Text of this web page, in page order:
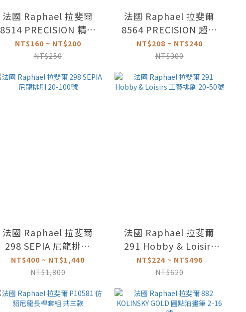
法國 Raphael 拉斐爾
8514 PRECISION 精細
仿貂長峰纖維筆 2-4號
NT$160 ~ NT$200
NT$250
法國 Raphael 拉斐爾
8564 PRECISION 超精
細仿貂斜頭筆 2-6號
NT$208 ~ NT$240
NT$300
法國 Raphael 拉斐爾
298 SEPIA 尼龍排刷
20-100號
NT$400 ~ NT$1,440
NT$1,800
法國 Raphael 拉斐爾
291 Hobby & Loisirs
工藝排刷 20-50號
NT$224 ~ NT$496
NT$620